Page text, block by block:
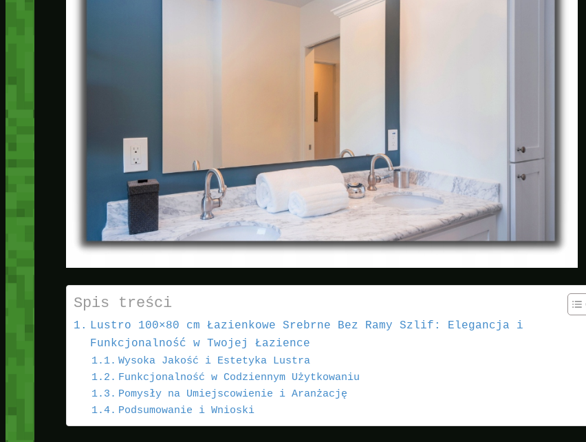
Spis treści
Lustro 100×80 cm Łazienkowe Srebrne Bez Ramy Szlif: Elegancja i
Funkcjonalność w Twojej Łazience
Wysoka Jakość i Estetyka Lustra
Funkcjonalność w Codziennym Użytkowaniu
Pomysły na Umiejscowienie i Aranżację
Podsumowanie i Wnioski